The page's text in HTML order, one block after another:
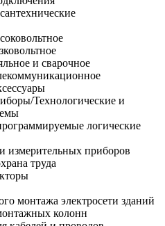
и сварочное
Технологические и
логические
измерительных приборов
труда
монтажа электросети зданий
колонн